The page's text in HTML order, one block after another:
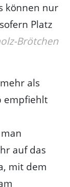
können nur
Platz
Brötchen
als
empfiehlt
auf das
mit dem